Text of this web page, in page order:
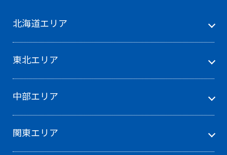
北海道エリア
東北エリア
中部エリア
関東エリア